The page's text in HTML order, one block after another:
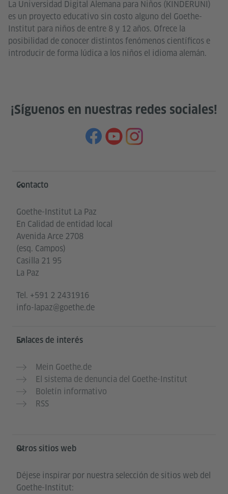
La Universidad Digital Alemana para Niños (KINDERUNI)
es un proyecto educativo sin costo alguno del Goethe-
Institut para niños de entre 8 y 12 años. Ofrece la
posibilidad de conocer distintos fenómenos científicos e
introducir de forma lúdica a los niños el idioma alemán.
¡Síguenos en nuestras redes sociales!
Service- und Informationsbereich
Contacto
Goethe-Institut La Paz
En Calidad de entidad local
Avenida Arce 2708
(esq. Campos)
Casilla 21 95
La Paz
Tel. +591 2 2431916
info-lapaz@goethe.de
Enlaces de interés
Mein Goethe.de
El sistema de denuncia del Goethe-Institut
Boletín informativo
RSS
Otros sitios web
Déjese inspirar por nuestra selección de sitios web del
Goethe-Institut: